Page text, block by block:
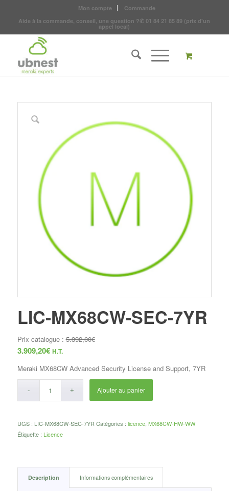
Mon compte
Commande
Aide à la commande, conseil, une question ?✆ 01 84 21 85 89 (prix d'un
appel local)
LIC-MX68CW-SEC-7YR
Prix catalogue :5.392,00€
3.909,20€ H.T.
Meraki MX68CW Advanced Security License and Support, 7YR
Ajouter au panier
UGS : LIC-MX68CW-SEC-7YR Catégories : licence, MX68CW-HW-WW
Étiquette : Licence
Description Informations complémentaires